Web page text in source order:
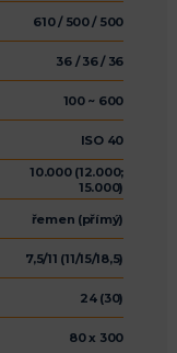
610 / 500 / 500
36 / 36 / 36
100 ~ 600
ISO 40
10.000 (12.000;
15.000)
řemen (přímý)
7,5/11 (11/15/18,5)
24 (30)
80 x 300